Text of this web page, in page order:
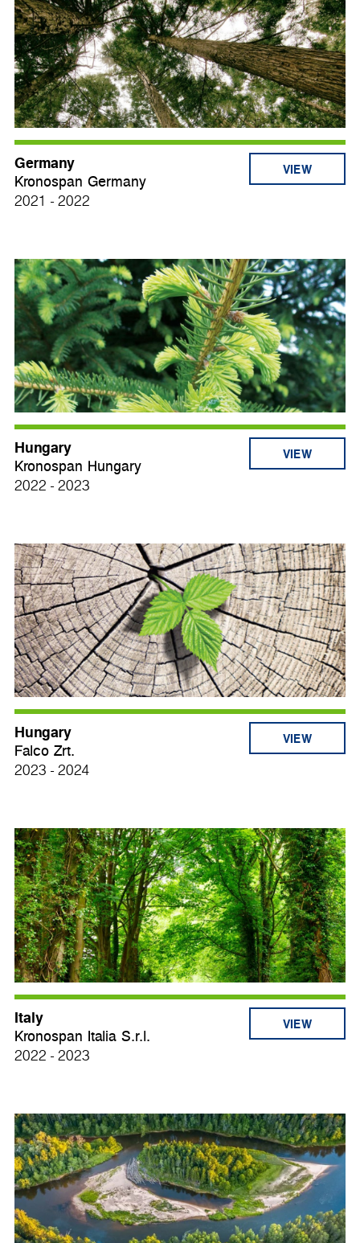
Germany
Kronospan Germany
2021 - 2022
VIEW
Hungary
Kronospan Hungary
2022 - 2023
VIEW
Hungary
Falco Zrt.
2023 - 2024
VIEW
Italy
Kronospan Italia S.r.l.
2022 - 2023
VIEW